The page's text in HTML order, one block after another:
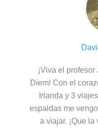
¡Viva el
Diem! Con el
Irlanda y 3
espaldas me
a viajar. ¡Que